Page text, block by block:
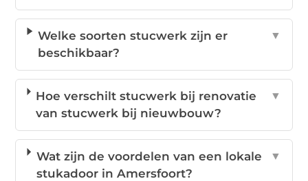
Welke soorten stucwerk zijn er
beschikbaar?
▼
Hoe verschilt stucwerk bij renovatie
van stucwerk bij nieuwbouw?
▼
Wat zijn de voordelen van een lokale
stukadoor in Amersfoort?
▼